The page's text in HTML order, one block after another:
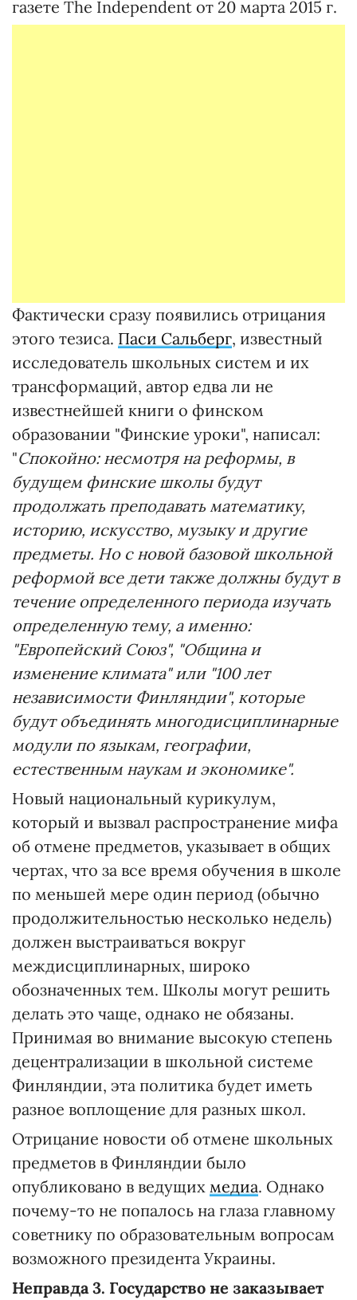
газете The Independent от 20 марта 2015 г.
Фактически сразу появились отрицания
этого тезиса. Паси Сальберг, известный
исследователь школьных систем и их
трансформаций, автор едва ли не
известнейшей книги о финском
образовании "Финские уроки", написал:
"Спокойно: несмотря нареформы, в
будущем финские школы будут
продолжать преподавать математику,
историю, искусство, музыку и другие
предметы. Но с новой базовой школьной
реформой все дети также должны будут в
течение определенного периода изучать
определенную тему, а именно:
"Европейский Союз", "Община и
изменение климата" или "100 лет
независимости Финляндии", которые
будут объединять многодисциплинарные
модули поязыкам, географии,
естественным наукам и экономике".
Новый национальный курикулум,
который и вызвал распространение мифа
об отмене предметов, указывает в общих
чертах, что за все время обучения в школе
по меньшей мере один период (обычно
продолжительностью несколько недель)
должен выстраиваться вокруг
междисциплинарных, широко
обозначенных тем. Школы могут решить
делать это чаще, однако не обязаны.
Принимая во внимание высокую степень
децентрализации в школьной системе
Финляндии, эта политика будет иметь
разное воплощение для разных школ.
Отрицание новости об отмене школьных
предметов в Финляндии было
опубликовано в ведущих медиа. Однако
почему-то не попалось на глаза главному
советнику по образовательным вопросам
возможного президента Украины.
Неправда 3. Государство не заказывает